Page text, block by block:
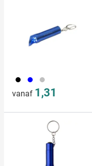
001 005 032
vanaf 1,31